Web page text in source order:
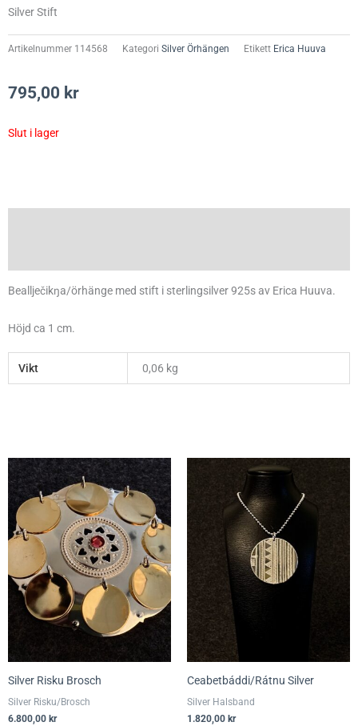
Silver Stift
Artikelnummer 114568 Kategori Silver Örhängen Etikett Erica Huuva
795,00 kr
Slut i lager
Beallječikŋa/örhänge med stift i sterlingsilver 925s av Erica Huuva.
Höjd ca 1 cm.
Vikt 0,06 kg
Silver Risku Brosch
Silver Risku/Brosch
6.800,00 kr
Ceabetbáddi/Rátnu Silver
Silver Halsband
1.820,00 kr